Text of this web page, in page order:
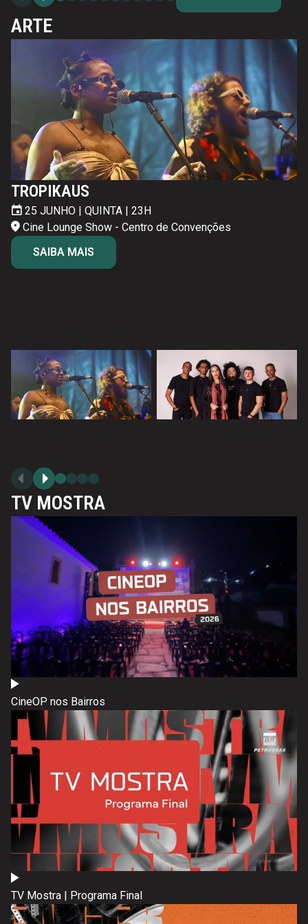
ARTE
TROPIKAUS
25 JUNHO | QUINTA | 23H
Cine Lounge Show - Centro de Convenções
SAIBA MAIS
26 JUNHO | SEXTA | 24H30
Cine Lounge Show - Centro de Convenções
27 JUNHO | SÁBADO | 24H30
Cine Lounge Show - Centro de Convenções
TV MOSTRA
CineOP nos Bairros
TV Mostra | Programa Final